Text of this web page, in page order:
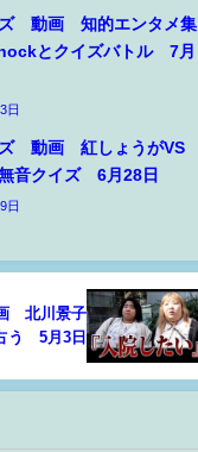
動画 知的エンタメ集
とクイズバトル 7月
日
動画 紅しょうがVS
音クイズ 6月28日
日
北川景子
う 5月3日